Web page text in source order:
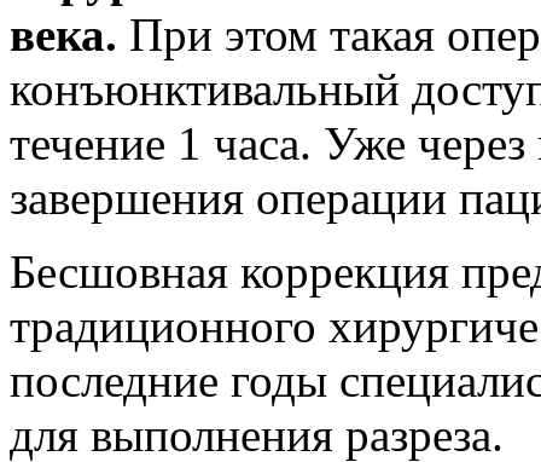
века. При этом такая
конъюнктивальный
течение 1 часа. Уже
завершения операции
Бесшовная коррекция
традиционного
последние годы
для выполнения разреза.